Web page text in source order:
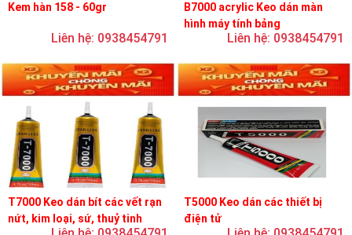
Kem hàn 158 - 60gr
Liên hệ: 0938454791
B7000 acrylic Keo dán màn
hình máy tính bảng
Liên hệ: 0938454791
T7000 Keo dán bít các vết rạn
nứt, kim loại, sứ, thuỷ tinh
T5000 Keo dán các thiết bị
điện tử